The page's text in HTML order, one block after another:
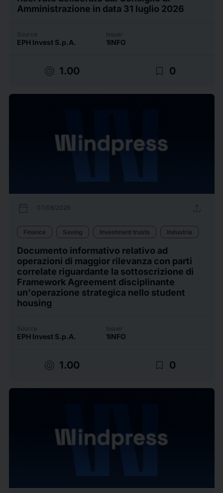
Amministrazione in data 31 luglio 2026
Source
EPH Invest S.p.A.
Issuer
1INFO
target 1.00 bookmark_border 0
calendar_today 07/08/2026 upload
Finance Saving Investment trusts Industria
Documento informativo relativo ad
operazioni di maggior rilevanza con parti
correlate riguardante la sottoscrizione di
Framework Agreement disciplinante
un'operazione strategica nello student
housing
Source
EPH Invest S.p.A.
Issuer
1INFO
target 1.00 bookmark_border 0